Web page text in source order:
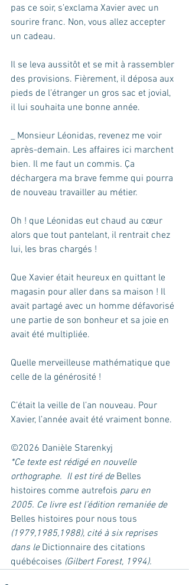
pas ce soir, s’exclama Xavier avec un
sourire franc. Non, vous allez accepter
un cadeau.
Il se leva aussitôt et se mit à rassembler
des provisions. Fièrement, il déposa aux
pieds de l’étranger un gros sac et jovial,
il lui souhaita une bonne année.
_ Monsieur Léonidas, revenez me voir
après-demain. Les affaires ici marchent
bien. Il me faut un commis. Ça
déchargera ma brave femme qui pourra
de nouveau travailler au métier.
Oh ! que Léonidas eut chaud au cœur
alors que tout pantelant, il rentrait chez
lui, les bras chargés !
Que Xavier était heureux en quittant le
magasin pour aller dans sa maison ! Il
avait partagé avec un homme défavorisé
une partie de son bonheur et sa joie en
avait été multipliée.
Quelle merveilleuse mathématique que
celle de la générosité !
C’était la veille de l’an nouveau. Pour
Xavier, l’année avait été vraiment bonne.
©2026 Danièle Starenkyj
*Ce texte est rédigé en nouvelle
orthographe.  Il est tiré de Belles
histoires comme autrefois paru en
2005. Ce livre est l’édition remaniée de
Belles histoires pour nous tous
(1979,1985,1988), cité à six reprises
dans le Dictionnaire des citations
québécoises (Gilbert Forest, 1994).